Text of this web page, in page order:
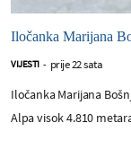
Iločanka Marijana
VIJESTI - prije 22 sata
Iločanka Marijana
Alpa visok 4.810